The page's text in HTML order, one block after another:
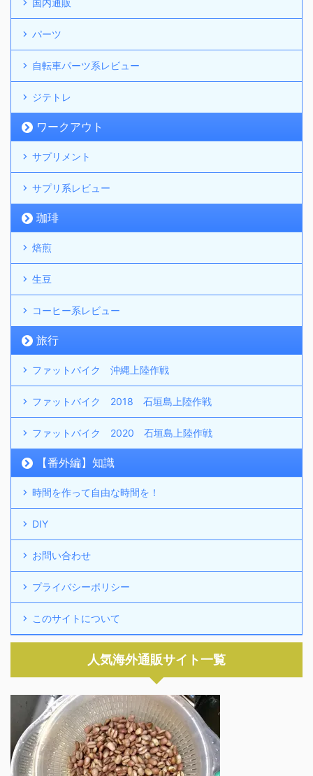
国内通販
パーツ
自転車パーツ系レビュー
ジテトレ
ワークアウト
サプリメント
サプリ系レビュー
珈琲
焙煎
生豆
コーヒー系レビュー
旅行
ファットバイク 沖縄上陸作戦
ファットバイク 2018 石垣島上陸作戦
ファットバイク 2020 石垣島上陸作戦
【番外編】知識
時間を作って自由な時間を！
DIY
お問い合わせ
プライバシーポリシー
このサイトについて
人気海外通販サイト一覧